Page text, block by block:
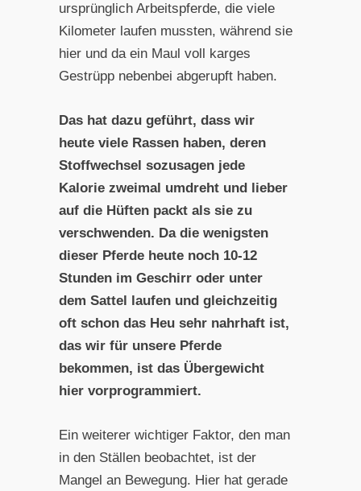
ursprünglich Arbeitspferde, die viele
Kilometer laufen mussten, während sie
hier und da ein Maul voll karges
Gestrüpp nebenbei abgerupft haben.
Das hat dazu geführt, dass wir
heute viele Rassen haben, deren
Stoffwechsel sozusagen jede
Kalorie zweimal umdreht und lieber
auf die Hüften packt als sie zu
verschwenden. Da die wenigsten
dieser Pferde heute noch 10-12
Stunden im Geschirr oder unter
dem Sattel laufen und gleichzeitig
oft schon das Heu sehr nahrhaft ist,
das wir für unsere Pferde
bekommen, ist das Übergewicht
hier vorprogrammiert.
Ein weiterer wichtiger Faktor, den man
in den Ställen beobachtet, ist der
Mangel an Bewegung. Hier hat gerade